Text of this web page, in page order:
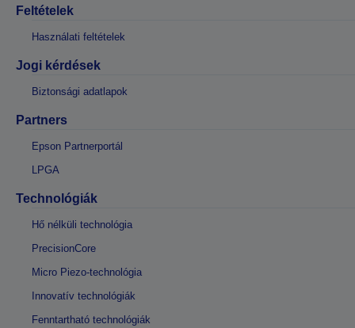
Feltételek
Használati feltételek
Jogi kérdések
Biztonsági adatlapok
Partners
Epson Partnerportál
LPGA
Technológiák
Hő nélküli technológia
PrecisionCore
Micro Piezo-technológia
Innovatív technológiák
Fenntartható technológiák